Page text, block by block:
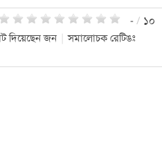
- / ১০
দিয়েছেন জন
সমালোচক রেটিঙঃ